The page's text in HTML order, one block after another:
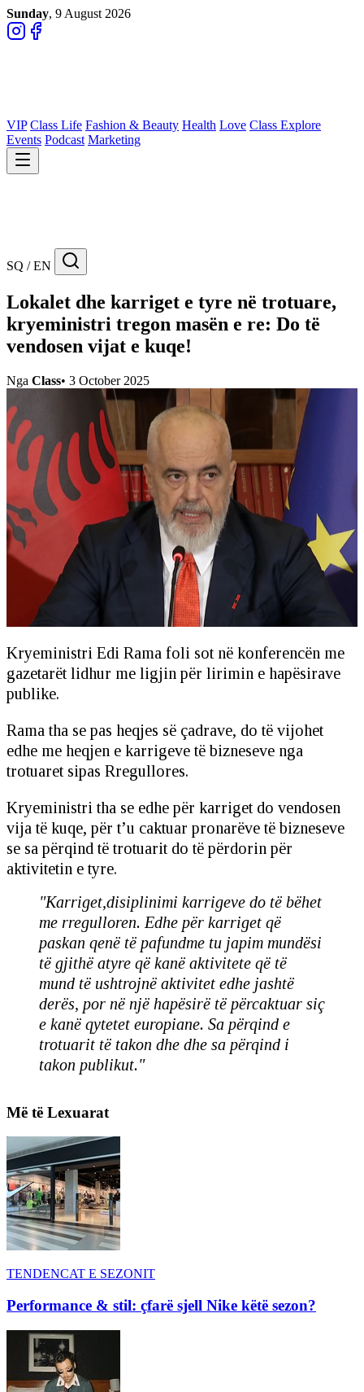
Sunday, 9 August 2026
VIP Class Life Fashion & Beauty Health Love Class Explore
Events Podcast Marketing
SQ / EN
Lokalet dhe karriget e tyre në trotuare,
kryeministri tregon masën e re: Do të
vendosen vijat e kuqe!
Nga Class• 3 October 2025
Kryeministri Edi Rama foli sot në konferencën me
gazetarët lidhur me ligjin për lirimin e hapësirave
publike.
Rama tha se pas heqjes së çadrave, do të vijohet
edhe me heqjen e karrigeve të bizneseve nga
trotuaret sipas Rregullores.
Kryeministri tha se edhe për karriget do vendosen
vija të kuqe, për t’u caktuar pronarëve të bizneseve
se sa përqind të trotuarit do të përdorin për
aktivitetin e tyre.
"Karriget,disiplinimi karrigeve do të bëhet
me rregulloren. Edhe për karriget që
paskan qenë të pafundme tu japim mundësi
të gjithë atyre që kanë aktivitete që të
mund të ushtrojnë aktivitet edhe jashtë
derës, por në një hapësirë të përcaktuar siç
e kanë qytetet europiane. Sa përqind e
trotuarit të takon dhe dhe sa përqind i
takon publikut."
Më të Lexuarat
TENDENCAT E SEZONIT
Performance & stil: çfarë sjell Nike këtë sezon?